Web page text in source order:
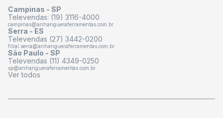
Campinas - SP
Televendas: (19) 3116-4000
campinas@anhangueraferramentas.com.br
Serra - ES
Televendas (27) 3442-0200
filial.serra@anhangueraferramentas.com.br
São Paulo - SP
Televendas (11) 4349-0250
sp@anhangueraferramentas.com.br
Ver todos